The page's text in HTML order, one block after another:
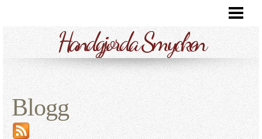
RENGÖRING AV SILVERSMYCKEN
KUBISK ZIRKONIA
SILVERPUTS PÅ ALLA SMYCKEN?
BLOGG
Handgjorda Smycken
Blogg